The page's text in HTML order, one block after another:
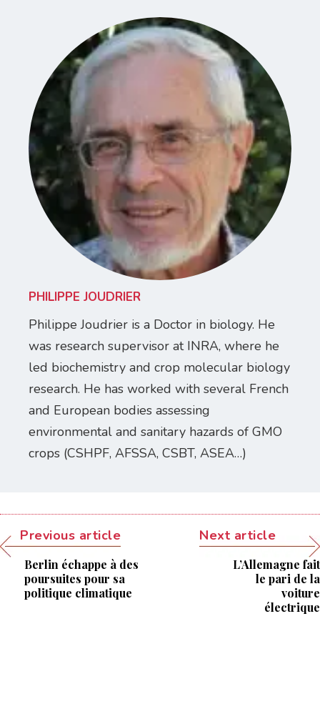
PHILIPPE JOUDRIER
Philippe Joudrier is a Doctor in biology. He
was research supervisor at INRA, where he
led biochemistry and crop molecular biology
research. He has worked with several French
and European bodies assessing
environmental and sanitary hazards of GMO
crops (CSHPF, AFSSA, CSBT, ASEA…)
Previous article
Berlin échappe à des
poursuites pour sa
politique climatique
Next article
L’Allemagne fait
le pari de la
voiture
électrique